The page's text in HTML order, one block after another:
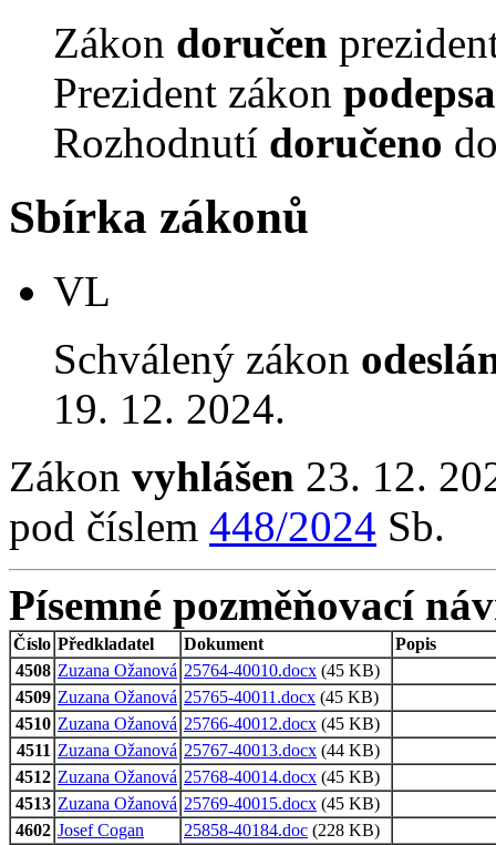
Zákon doručen
Prezident zákon
Rozhodnutí doručeno
Sbírka zákonů
VL
Schválený zákon
19. 12. 2024.
Zákon vyhlášen 23. 12.
pod číslem 448/2024 Sb.
Písemné pozměňovací
Číslo Předkladatel Dokument
Popis
4508 Zuzana Ožanová 25764-40010.docx (45 KB)
4509 Zuzana Ožanová 25765-40011.docx (45 KB)
4510 Zuzana Ožanová 25766-40012.docx (45 KB)
4511 Zuzana Ožanová 25767-40013.docx (44 KB)
4512 Zuzana Ožanová 25768-40014.docx (45 KB)
4513 Zuzana Ožanová 25769-40015.docx (45 KB)
4602 Josef Cogan 25858-40184.doc (228 KB)